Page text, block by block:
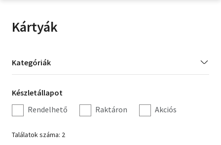
Erotika
Hobbi, szabadidő
Irodalom
Művészet
Szakkönyv
Kártyák
Kategória
szűrés
Kategóriák
Készletállapot
szűrés
Készletállapot
Rendelhető
Raktáron Akciós
Találatok száma: 2